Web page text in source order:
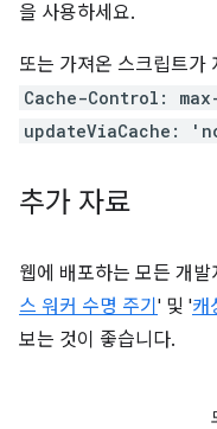
을 사용하세요.
또는 가져온 스크립트가
Cache-Control:
updateViaCache:
추가 자료
웹에 배포하는 모든 개
스 워커 수명 주기 ' 및 '캐
보는 것이 좋습니다.